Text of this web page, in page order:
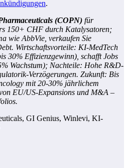
.
(COPN) für
150+ CHF durch Katalysatoren;
wie AbbVie, verkaufen Sie
Wirtschaftsvorteile: KI-MedTech
30% Effizienzgewinn), schafft Jobs
Wachstum); Nachteile: Hohe R&D-
Verzögerungen. Zukunft: Bis
mit 20-30% jährlichem
EU/US-Expansions und M&A –
GI Genius, Winlevi, KI-